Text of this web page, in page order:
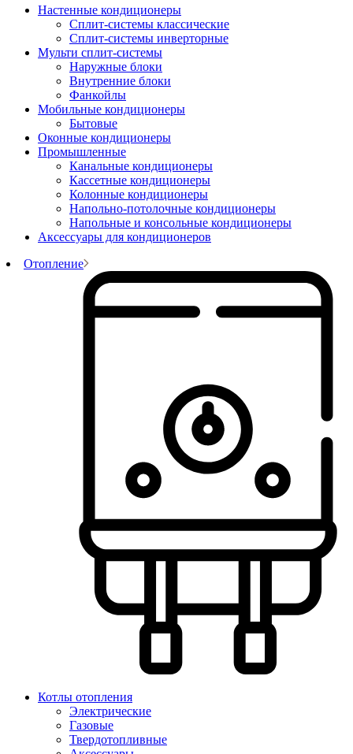
Настенные кондиционеры
Сплит-системы классические
Сплит-системы инверторные
Мульти сплит-системы
Наружные блоки
Внутренние блоки
Фанкойлы
Мобильные кондиционеры
Бытовые
Оконные кондиционеры
Промышленные
Канальные кондиционеры
Кассетные кондиционеры
Колонные кондиционеры
Напольно-потолочные кондиционеры
Напольные и консольные кондиционеры
Аксессуары для кондиционеров
Отопление
Котлы отопления
Электрические
Газовые
Твердотопливные